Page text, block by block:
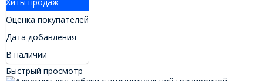
Оценка покупателей
Дата добавления
В наличии
Быстрый просмотр